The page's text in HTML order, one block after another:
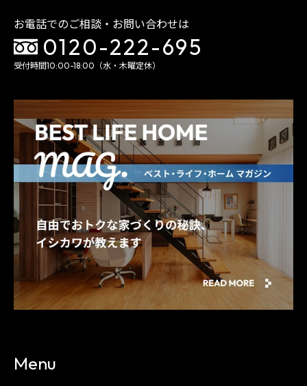
お電話でのご相談・お問い合わせは
0120-222-695
受付時間10:00-18:00（水・木曜定休）
Menu